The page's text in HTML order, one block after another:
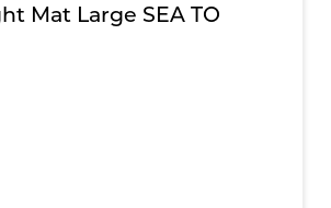
Mat Large SEA TO